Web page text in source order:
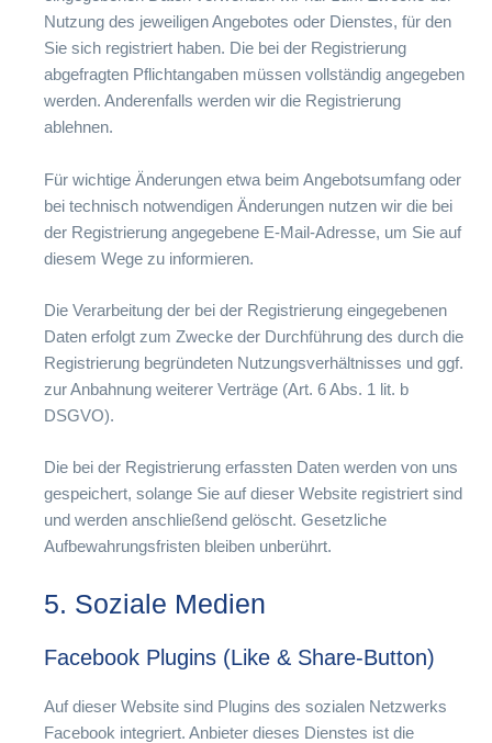
Nutzung des jeweiligen Angebotes oder Dienstes, für den
Sie sich registriert haben. Die bei der Registrierung
abgefragten Pflichtangaben müssen vollständig angegeben
werden. Anderenfalls werden wir die Registrierung
ablehnen.
Für wichtige Änderungen etwa beim Angebotsumfang oder
bei technisch notwendigen Änderungen nutzen wir die bei
der Registrierung angegebene E-Mail-Adresse, um Sie auf
diesem Wege zu informieren.
Die Verarbeitung der bei der Registrierung eingegebenen
Daten erfolgt zum Zwecke der Durchführung des durch die
Registrierung begründeten Nutzungsverhältnisses und ggf.
zur Anbahnung weiterer Verträge (Art. 6 Abs. 1 lit. b
DSGVO).
Die bei der Registrierung erfassten Daten werden von uns
gespeichert, solange Sie auf dieser Website registriert sind
und werden anschließend gelöscht. Gesetzliche
Aufbewahrungsfristen bleiben unberührt.
5. Soziale Medien
Facebook Plugins (Like & Share-Button)
Auf dieser Website sind Plugins des sozialen Netzwerks
Facebook integriert. Anbieter dieses Dienstes ist die